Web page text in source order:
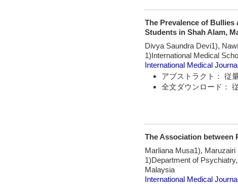
The Prevalence of
Students in Shah Alam,
Divya Saundra Devi1),
1)International Medical
International Medical
アブストラクト： 従
全文ダウンロード：
The Association between
Marliana Musa1),
1)Department of
Malaysia
International Medical